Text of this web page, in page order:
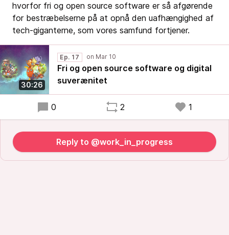
hvorfor fri og open source software er så afgørende
for bestræbelserne på at opnå den uafhængighed af
tech-giganterne, som vores samfund fortjener.
30:26
Ep. 17
Fri og open source software og digital
suverænitet
0 2 1
Reply to @work_in_progress